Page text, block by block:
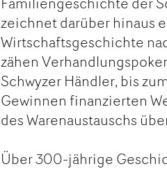
zeichnet darüber hinaus
Wirtschaftsgeschichte
zähen
Schwyzer Händler, bis
Gewinnen finanzierten
des Warenaustauschs
Über 300-jährige